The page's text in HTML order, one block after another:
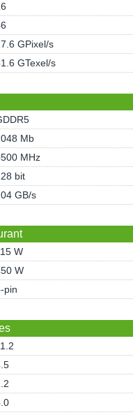
GPixel/s
GTexel/s
Mb
MHz
bit
GB/s
W
W
pin